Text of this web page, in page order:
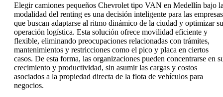
Elegir camiones pequeños Chevrolet tipo VAN en Medellín bajo
modalidad del renting es una decisión inteligente para las empresas
que buscan adaptarse al ritmo dinámico de la ciudad y optimizar su
operación logística. Esta solución ofrece movilidad eficiente y
flexible, eliminando preocupaciones relacionadas con trámites,
mantenimientos y restricciones como el pico y placa en ciertos
casos. De esta forma, las organizaciones pueden concentrarse en
crecimiento y productividad, sin asumir las cargas y costos
asociados a la propiedad directa de la flota de vehículos para
negocios.